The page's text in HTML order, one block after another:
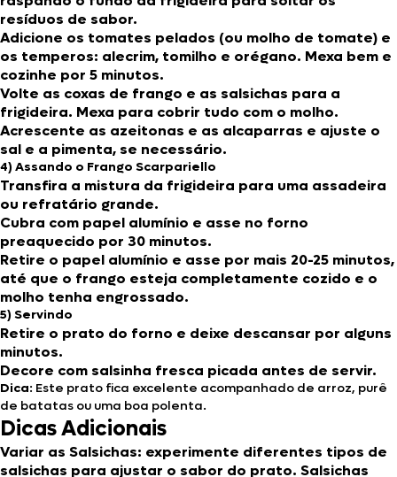
resíduos de sabor.
Adicione os tomates pelados (ou molho de tomate) e
os temperos: alecrim, tomilho e orégano. Mexa bem e
cozinhe por 5 minutos.
Volte as coxas de frango e as salsichas para a
frigideira. Mexa para cobrir tudo com o molho.
Acrescente as azeitonas e as alcaparras e ajuste o
sal e a pimenta, se necessário.
4) Assando o Frango Scarpariello
Transfira a mistura da frigideira para uma assadeira
ou refratário grande.
Cubra com papel alumínio e asse no forno
preaquecido por 30 minutos.
Retire o papel alumínio e asse por mais 20-25 minutos,
até que o frango esteja completamente cozido e o
molho tenha engrossado.
5) Servindo
Retire o prato do forno e deixe descansar por alguns
minutos.
Decore com salsinha fresca picada antes de servir.
Dica: Este prato fica excelente acompanhado de arroz, purê
de batatas ou uma boa polenta.
Dicas Adicionais
Variar as Salsichas: experimente diferentes tipos de
salsichas para ajustar o sabor do prato. Salsichas